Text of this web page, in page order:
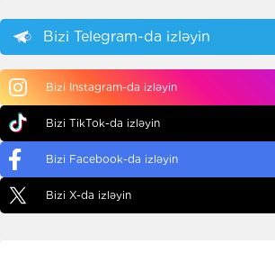
Bizi Telegram-da izləyin
Bizi Instagram-da izləyin
Bizi TikTok-da izləyin
Bizi Facebook-da izləyin
Bizi X-da izləyin